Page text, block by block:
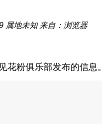
属地未知 来自：浏览器
花粉俱乐部发布的信息。